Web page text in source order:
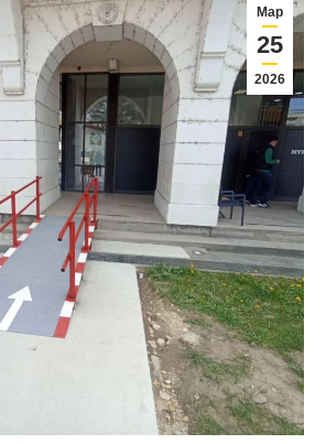
Мар
25
2026